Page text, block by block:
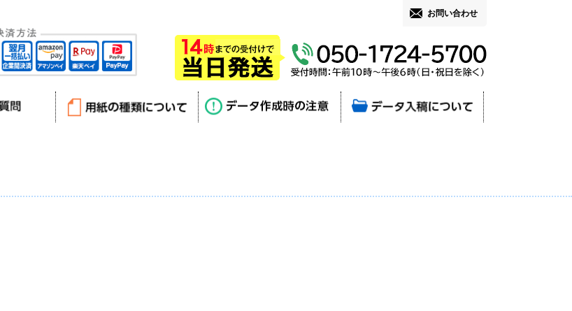
お問い合わせ